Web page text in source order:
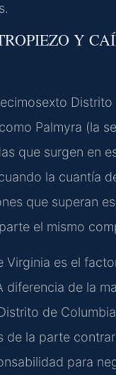
Y
Palmyra (la
que surgen en
la cuantía
que superan
el mismo
es el
de la
de
la parte
para